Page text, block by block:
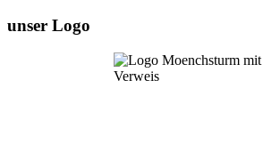
unser Logo